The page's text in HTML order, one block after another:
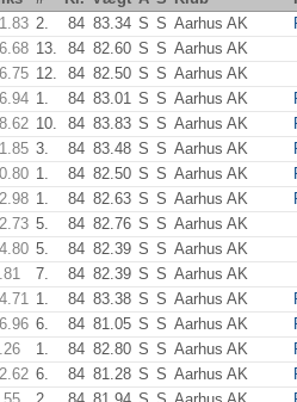
2. 84 83.34 S S Aarhus AK
13. 84 82.60 S S Aarhus AK
12. 84 82.50 S S Aarhus AK
1. 84 83.01 S S Aarhus AK
10. 84 83.83 S S Aarhus AK
3. 84 83.48 S S Aarhus AK
1. 84 82.50 S S Aarhus AK
1. 84 82.63 S S Aarhus AK
5. 84 82.76 S S Aarhus AK
5. 84 82.39 S S Aarhus AK
7. 84 82.39 S S Aarhus AK
1. 84 83.38 S S Aarhus AK
6. 84 81.05 S S Aarhus AK
1. 84 82.80 S S Aarhus AK
6. 84 81.28 S S Aarhus AK